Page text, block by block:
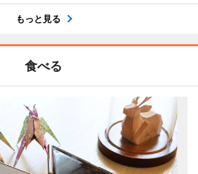
もっと見る
食べる